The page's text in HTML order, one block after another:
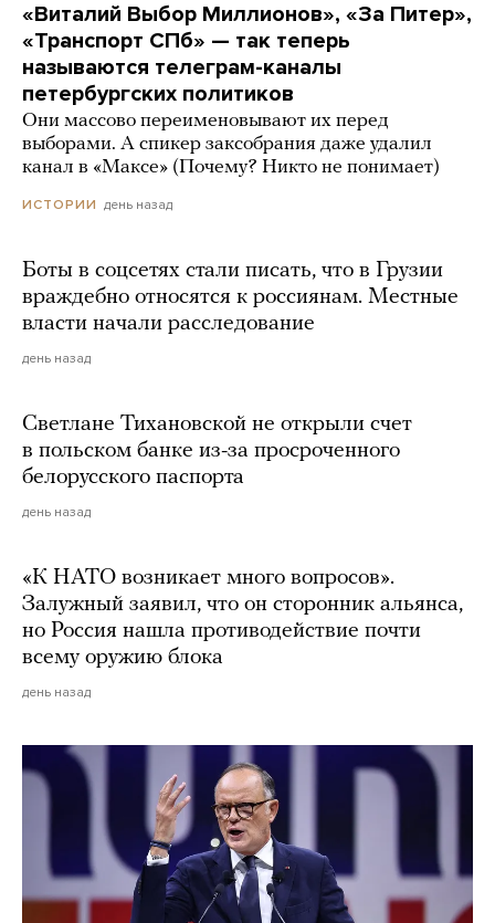
«Виталий Выбор Миллионов», «За Питер»,
«Транспорт СПб» — так теперь
называются телеграм-каналы
петербургских политиков
Они массово переименовывают их перед
выборами. А спикер заксобрания даже удалил
канал в «Максе» (Почему? Никто не понимает)
ИСТОРИИ день назад
Боты в соцсетях стали писать, что в Грузии
враждебно относятся к россиянам. Местные
власти начали расследование
день назад
Светлане Тихановской не открыли счет
в польском банке из-за просроченного
белорусского паспорта
день назад
«К НАТО возникает много вопросов».
Залужный заявил, что он сторонник альянса,
но Россия нашла противодействие почти
всему оружию блока
день назад